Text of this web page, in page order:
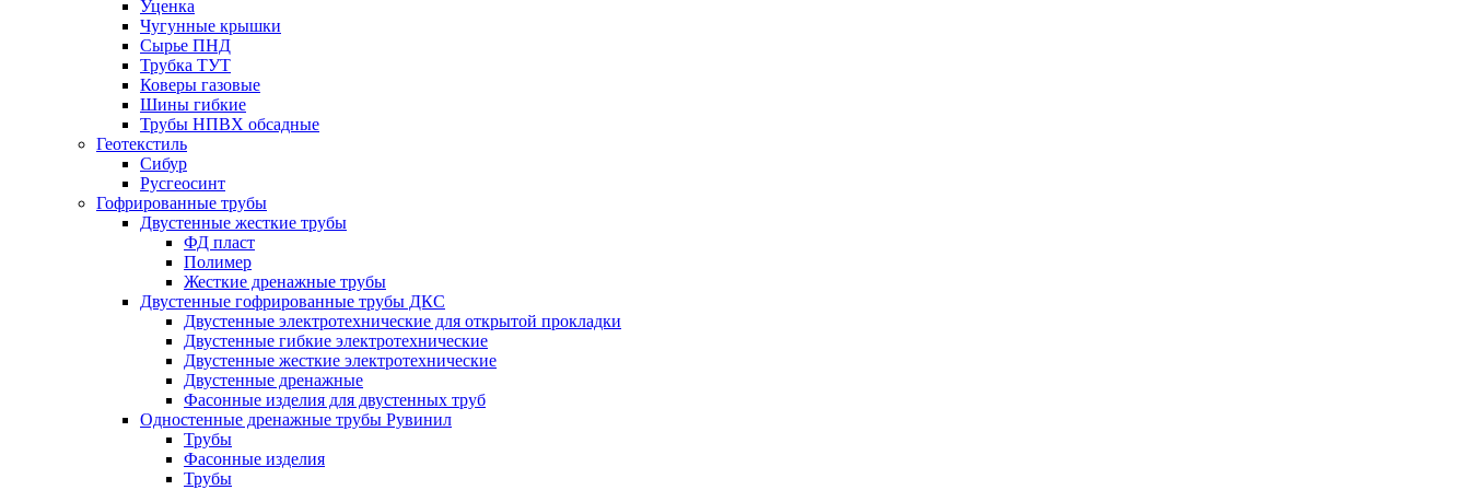
Уценка
Чугунные крышки
Сырье ПНД
Трубка ТУТ
Коверы газовые
Шины гибкие
Трубы НПВХ обсадные
Геотекстиль
Сибур
Русгеосинт
Гофрированные трубы
Двустенные жесткие трубы
ФД пласт
Полимер
Жесткие дренажные трубы
Двустенные гофрированные трубы ДКС
Двустенные электротехнические для открытой прокладки
Двустенные гибкие электротехнические
Двустенные жесткие электротехнические
Двустенные дренажные
Фасонные изделия для двустенных труб
Одностенные дренажные трубы Рувинил
Трубы
Фасонные изделия
Трубы